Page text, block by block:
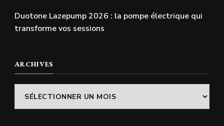
Duotone Lazepump 2026 : la pompe électrique qui
transforme vos sessions
ARCHIVES
Archives